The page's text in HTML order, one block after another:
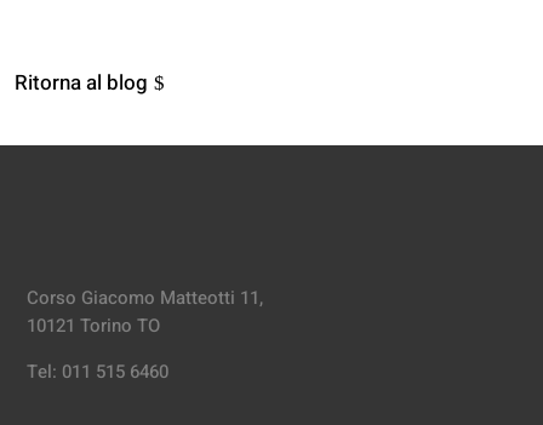
Ritorna al blog
Corso Giacomo Matteotti 11,
10121 Torino TO
Tel: 011 515 6460